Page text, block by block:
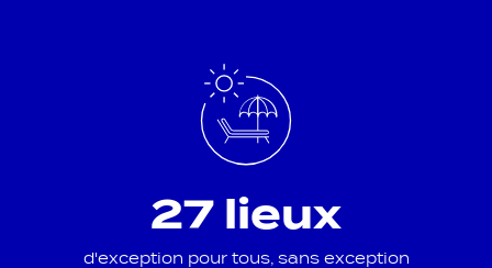
27 lieux
d'exception pour tous, sans exception